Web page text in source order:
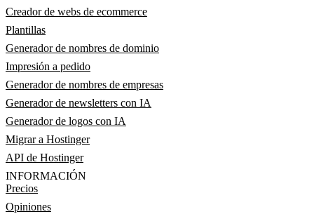
Creador de webs de ecommerce
Plantillas
Generador de nombres de dominio
Impresión a pedido
Generador de nombres de empresas
Generador de newsletters con IA
Generador de logos con IA
Migrar a Hostinger
API de Hostinger
INFORMACIÓN
Precios
Opiniones